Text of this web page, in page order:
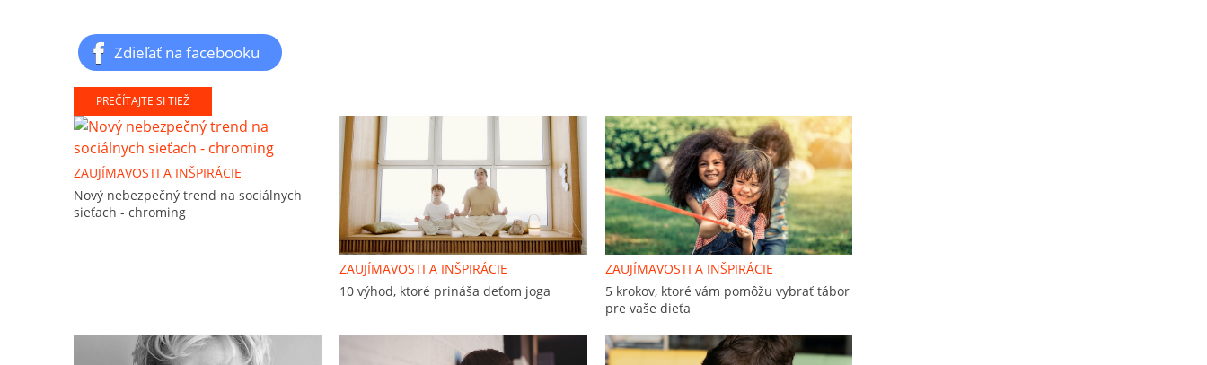
Zdieľať na facebooku
PREČÍTAJTE SI TIEŽ
ZAUJÍMAVOSTI A INŠPIRÁCIE
Nový nebezpečný trend na sociálnych
sieťach - chroming
ZAUJÍMAVOSTI A INŠPIRÁCIE
10 výhod, ktoré prináša deťom joga
ZAUJÍMAVOSTI A INŠPIRÁCIE
5 krokov, ktoré vám pomôžu vybrať tábor
pre vaše dieťa